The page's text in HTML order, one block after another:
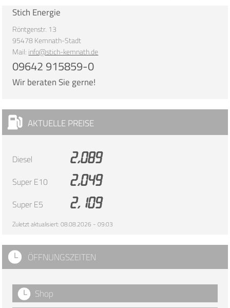
Stich Energie
Röntgenstr. 13
95478 Kemnath-Stadt
Mail: info@stich-kemnath.de
09642 915859-0
Wir beraten Sie gerne!
AKTUELLE PREISE
Diesel
2,089
Super E10
2,049
Super E5
2,109
Zuletzt aktualisiert: 08.08.2026 - 09:03
ÖFFNUNGSZEITEN
Shop